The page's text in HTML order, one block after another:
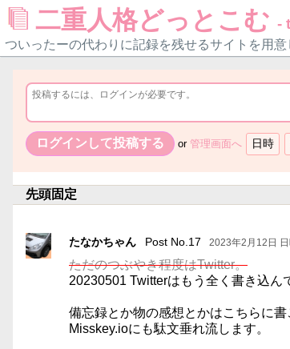
二重人格どっとこむ -
ついったーの代わりに記録を残せるサイトを用意
or 管理画面へ
先頭固定
たなかちゃん Post No.17 2023年2月12日
ただのつぶやき程度はTwitter。
20230501 Twitterはもう全く書き込ん
備忘録とか物の感想とかはこちらに書
Misskey.ioにも駄文垂れ流します。